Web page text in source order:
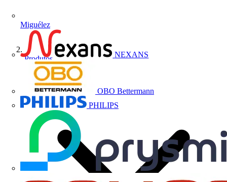
Miguélez
NEXANS
OBO Bettermann
PHILIPS
Produtos